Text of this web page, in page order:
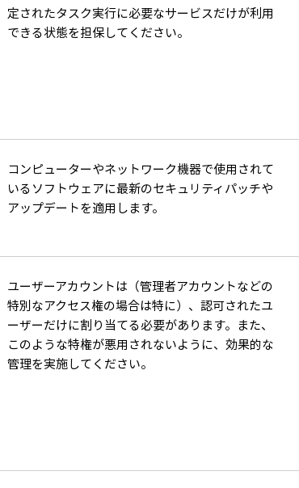
定されたタスク実行に必要なサービスだけが利用
できる状態を担保してください。
コンピューターやネットワーク機器で使用されて
いるソフトウェアに最新のセキュリティパッチや
アップデートを適用します。
ユーザーアカウントは（管理者アカウントなどの
特別なアクセス権の場合は特に）、認可されたユ
ーザーだけに割り当てる必要があります。また、
このような特権が悪用されないように、効果的な
管理を実施してください。